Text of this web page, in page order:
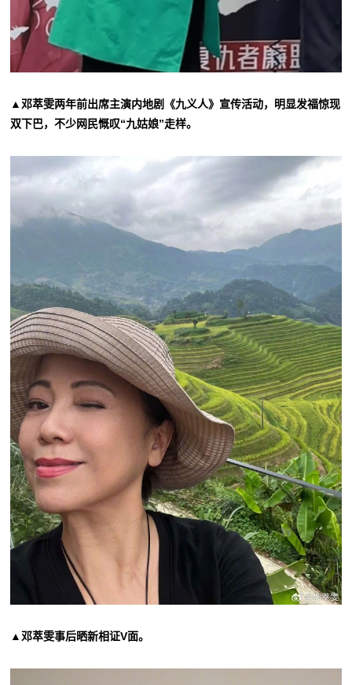
▲邓萃雯两年前出席主演内地剧《九义人》宣传活动，明显发福惊现
双下巴，不少网民慨叹“九姑娘”走样。
▲邓萃雯事后晒新相证V面。